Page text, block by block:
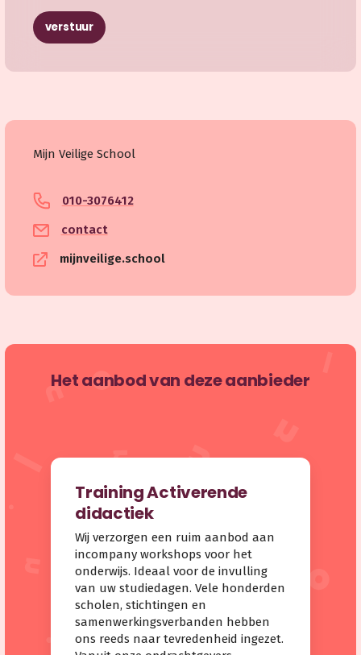
verstuur
Mijn Veilige School
010-3076412
contact
mijnveilige.school
Het aanbod van deze aanbieder
Training Activerende
didactiek
Wij verzorgen een ruim aanbod aan
incompany workshops voor het
onderwijs. Ideaal voor de invulling
van uw studiedagen. Vele honderden
scholen, stichtingen en
samenwerkingsverbanden hebben
ons reeds naar tevredenheid ingezet.